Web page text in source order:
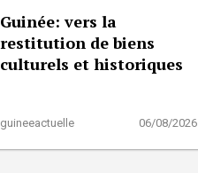
Guinée: vers la
restitution de biens
culturels et historiques
guineeactuelle 06/08/2026